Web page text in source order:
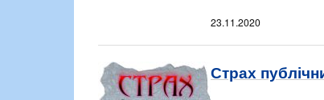
23.11.2020
Страх